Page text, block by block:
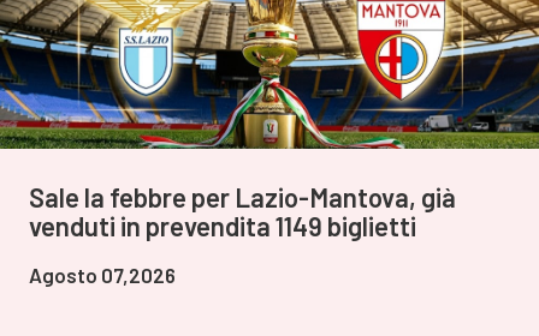
Sale la febbre per Lazio-Mantova, già
venduti in prevendita 1149 biglietti
Agosto 07,2026